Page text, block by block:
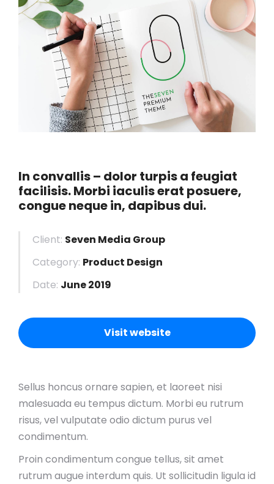
In convallis – dolor turpis a feugiat
facilisis. Morbi iaculis erat posuere,
congue neque in, dapibus dui.
Client: Seven Media Group
Category: Product Design
Date: June 2019
Visit website
Sellus honcus ornare sapien, et laoreet nisi
malesuada eu tempus dictum. Morbi eu rutrum
risus, vel vulputate odio dictum purus vel
condimentum.
Proin condimentum congue tellus, sit amet
rutrum augue interdum quis. Ut sollicitudin ligula id